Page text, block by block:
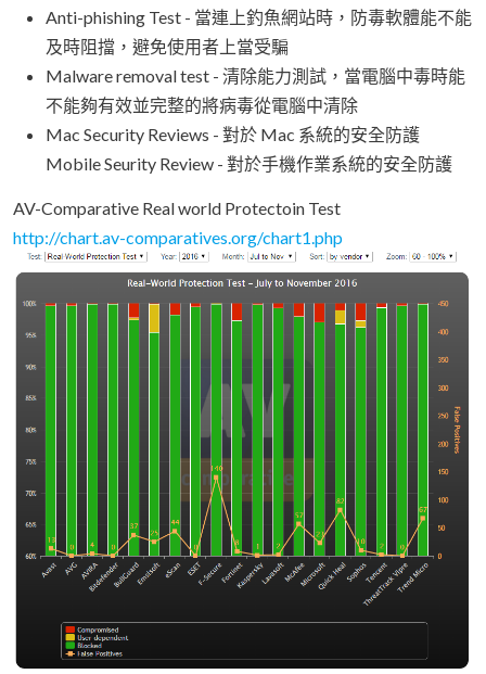
Anti-phishing Test - 當連上釣魚網站時，防毒軟體能不能
及時阻擋，避免使用者上當受騙
Malware removal test - 清除能力測試，當電腦中毒時能
不能夠有效並完整的將病毒從電腦中清除
Mac Security Reviews - 對於 Mac 系統的安全防護
Mobile Seurity Review - 對於手機作業系統的安全防護
AV-Comparative Real world Protectoin Test
http://chart.av-comparatives.org/chart1.php